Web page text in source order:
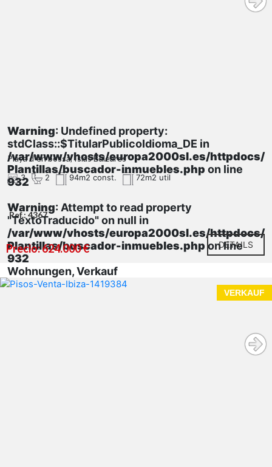
Warning: Undefined property:
stdClass::$TitularPublicoIdioma_DE in
/var/www/vhosts/europa2000sl.es/httpdocs/
Plantillas/buscador-inmuebles.php on line
932
Warning: Attempt to read property
"TextoTraducido" on null in
/var/www/vhosts/europa2000sl.es/httpdocs/
Plantillas/buscador-inmuebles.php on line
932
Wohnungen, Verkauf
Playa d´en bossa, Islas Baleares
3 2 94m2 const. 72m2 util
Ref.: 4367
Precio: 624.000 € DETAILS
VERKAUF